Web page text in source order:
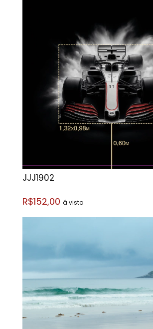
JJJ1902
R$152,00 á vista